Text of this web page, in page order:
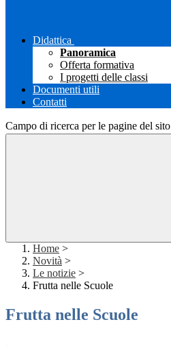
Didattica
Panoramica
Offerta formativa
I progetti delle classi
Documenti utili
Contatti
Campo di ricerca per le pagine del sito
Home >
Novità >
Le notizie >
Frutta nelle Scuole
Frutta nelle Scuole